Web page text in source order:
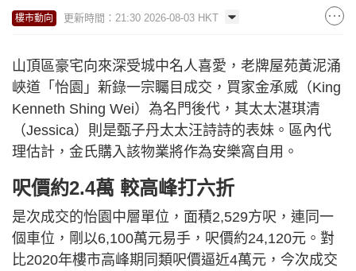
樓市動向 更新時間：21:30 2026-08-03 HKT
山頂區豪宅向來深受城中名人喜愛，老牌屋苑黃泥涌
峽道「怡園」新錄一宗矚目成交，買家金承威（King
Kenneth Shing Wei）為名門後代，其太太湛琪清
（Jessica）則是甄子丹太太汪詩詩的表妹。區內代
理估計，金氏購入該物業將作為安樂窩自用。
呎價約2.4萬 較高峰打六折
是次成交的怡園中層單位，面積2,529方呎，連同一
個車位，剛以6,100萬元易手，呎價約24,120元。對
比2020年樓市高峰期同類呎價逼近4萬元，今次成交